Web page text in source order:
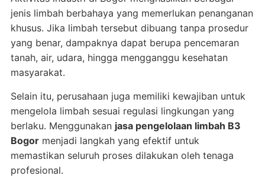
jenis limbah berbahaya yang memerlukan penanganan
khusus. Jika limbah tersebut dibuang tanpa prosedur
yang benar, dampaknya dapat berupa pencemaran
tanah, air, udara, hingga mengganggu kesehatan
masyarakat.
Selain itu, perusahaan juga memiliki kewajiban untuk
mengelola limbah sesuai regulasi lingkungan yang
berlaku. Menggunakan jasa pengelolaan limbah B3
Bogormenjadi langkah yang efektif untuk
memastikan seluruh proses dilakukan oleh tenaga
profesional.